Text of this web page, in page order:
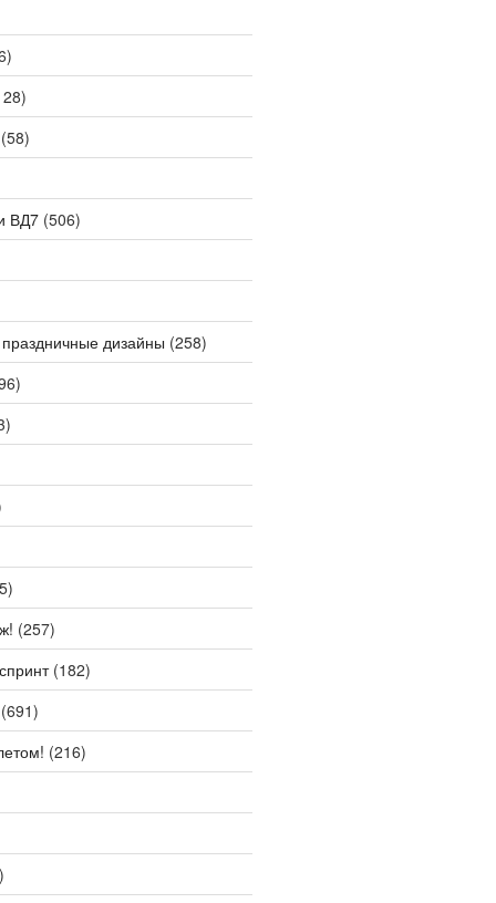
ВД7(506)
дизайны (258)
(257)
(182)
(216)